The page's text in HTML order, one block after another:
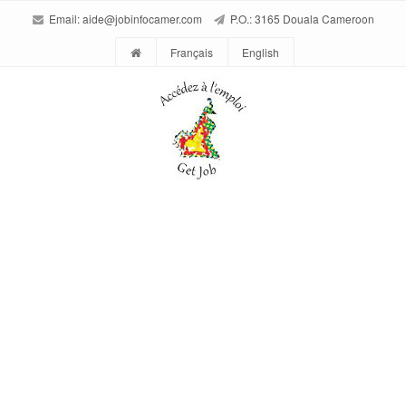
Email:aide@jobinfocamer.com P.O.: 3165 Douala Cameroon
Français English